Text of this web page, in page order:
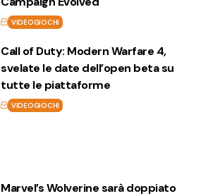
VIDEOGIOCHI
Call of Duty: Modern Warfare 4,
svelate le date dell’open beta su
tutte le piattaforme
VIDEOGIOCHI
Marvel’s Wolverine sarà doppiato